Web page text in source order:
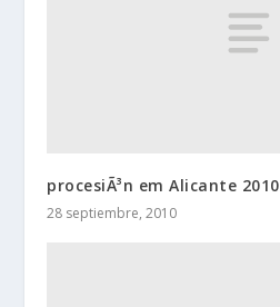
procesiÃ³n em Alicante 2010
28 septiembre, 2010